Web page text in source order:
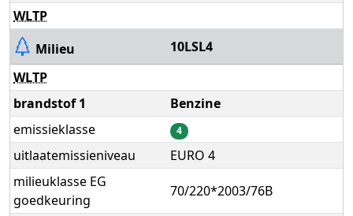
WLTP
Milieu
10LSL4
WLTP
brandstof 1
Benzine
emissieklasse
4
uitlaatemissieniveau
EURO 4
milieuklasse EG
goedkeuring
70/220*2003/76B